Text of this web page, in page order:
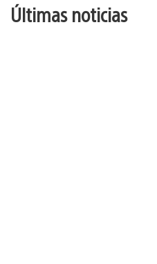
Últimas noticias